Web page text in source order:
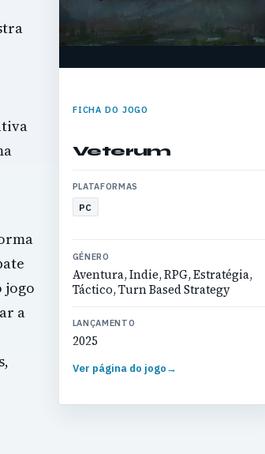
FICHA DO JOGO
Veterum
PLATAFORMAS
PC
GÉNERO
Aventura, Indie, RPG, Estratégia,
Táctico, Turn Based Strategy
LANÇAMENTO
2025
Ver página do jogo→
jogo
a